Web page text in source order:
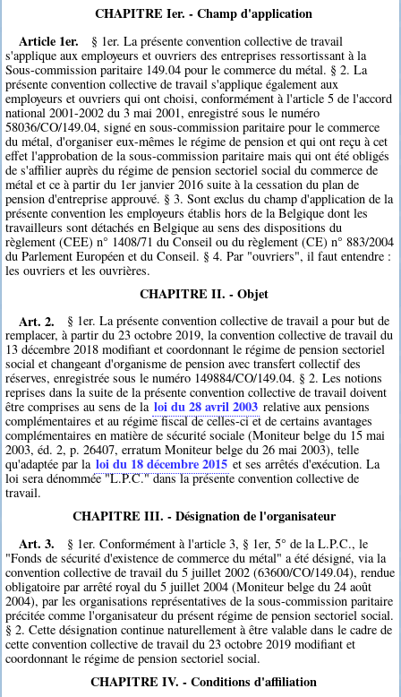
CHAPITRE Ier. - Champ d'application
Article 1er.
§ 1er. La présente convention collective de travail
s'applique aux employeurs et ouvriers des entreprises ressortissant à la
Sous-commission paritaire 149.04 pour le commerce du métal. § 2. La
présente convention collective de travail s'applique également aux
employeurs et ouvriers qui ont choisi, conformément à l'article 5 de l'accord
national 2001-2002 du 3 mai 2001, enregistré sous le numéro
58036/CO/149.04, signé en sous-commission paritaire pour le commerce
du métal, d'organiser eux-mêmes le régime de pension et qui ont reçu à cet
effet l'approbation de la sous-commission paritaire mais qui ont été obligés
de s'affilier auprès du régime de pension sectoriel social du commerce de
métal et ce à partir du 1er janvier 2016 suite à la cessation du plan de
pension d'entreprise approuvé. § 3. Sont exclus du champ d'application de la
présente convention les employeurs établis hors de la Belgique dont les
travailleurs sont détachés en Belgique au sens des dispositions du
règlement (CEE) n° 1408/71 du Conseil ou du règlement (CE) n° 883/2004
du Parlement Européen et du Conseil. § 4. Par "ouvriers", il faut entendre :
les ouvriers et les ouvrières.
CHAPITRE II. - Objet
Art. 2.
§ 1er. La présente convention collective de travail a pour but de
remplacer, à partir du 23 octobre 2019, la convention collective de travail du
13 décembre 2018 modifiant et coordonnant le régime de pension sectoriel
social et changeant d'organisme de pension avec transfert collectif des
réserves, enregistrée sous le numéro 149884/CO/149.04. § 2. Les notions
reprises dans la suite de la présente convention collective de travail doivent
être comprises au sens de la loi du 28 avril 2003 relative aux pensions
complémentaires et au régime fiscal de celles-ci et de certains avantages
complémentaires en matière de sécurité sociale (Moniteur belge du 15 mai
2003, éd. 2, p. 26407, erratum Moniteur belge du 26 mai 2003), telle
qu'adaptée par la loi du 18 décembre 2015 et ses arrêtés d'exécution. La
loi sera dénommée "L.P.C." dans la présente convention collective de
travail.
CHAPITRE III. - Désignation de l'organisateur
Art. 3.
§ 1er. Conformément à l'article 3, § 1er, 5° de la L.P.C., le
"Fonds de sécurité d'existence de commerce du métal" a été désigné, via la
convention collective de travail du 5 juillet 2002 (63600/CO/149.04), rendue
obligatoire par arrêté royal du 5 juillet 2004 (Moniteur belge du 24 août
2004), par les organisations représentatives de la sous-commission paritaire
précitée comme l'organisateur du présent régime de pension sectoriel social.
§ 2. Cette désignation continue naturellement à être valable dans le cadre de
cette convention collective de travail du 23 octobre 2019 modifiant et
coordonnant le régime de pension sectoriel social.
CHAPITRE IV. - Conditions d'affiliation